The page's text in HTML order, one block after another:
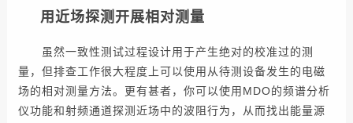
用近场探测开展相对测量
虽然一致性测试过程设计用于产生绝对的校准过的测
量，但排查工作很大程度上可以使用从待测设备发生的电磁
场的相对测量方法。更有甚者，你可以使用MDO的频谱分析
仪功能和射频通道探测近场中的波阻行为，从而找出能量源